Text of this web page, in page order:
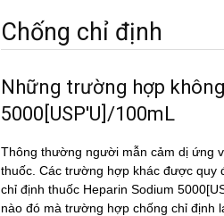
Chống chỉ định
Những trường hợp
5000[USP'U]/100mL
Thông thường người mẫn cảm dị ứng
thuốc. Các trường hợp khác được quy
chỉ định thuốc Heparin Sodium
nào đó mà trường hợp chống chỉ định